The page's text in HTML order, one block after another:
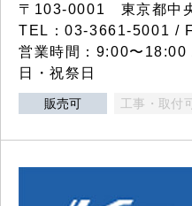
〒103-0001 東京都中
TEL：03-3661-5001 /
営業時間：9:00〜18:00
日・祝祭日
販売可 工事・取付